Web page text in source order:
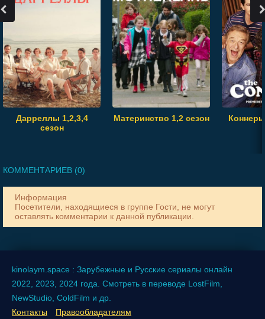
Дарреллы 1,2,3,4
сезон
Материнство 1,2 сезон
КОММЕНТАРИЕВ (0)
Информация
Посетители, находящиеся в группе Гости , не могут
оставлять комментарии к данной публикации.
kinolaym.space : Зарубежные и Русские сериалы онлайн
2022, 2023, 2024 года. Смотреть в переводе LostFilm,
NewStudio, ColdFilm и др.
Контакты
Правообладателям